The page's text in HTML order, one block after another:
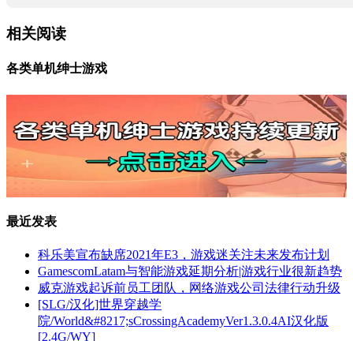
相关阅读
各类单机绅士游戏
最近发表
科乐美宣布缺席2021年E3，游戏迷关注未来发布计划
GamescomLatam与智能游戏延期分析|游戏行业很新趋势
威克游戏起诉前员工团队，网络游戏公司法律行动升级
[SLG/汉化]世界穿越学
院/World&#8217;sCrossingAcademyVer1.3.0.4AI汉化版
[2.4G/WY]